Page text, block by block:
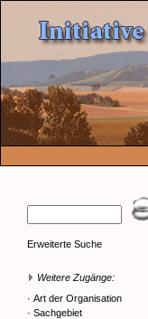
Erweiterte Suche
Weitere Zugänge:
· Art der Organisation
· Sachgebiet